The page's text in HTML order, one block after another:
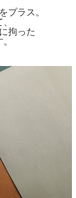
プラス。
拘った